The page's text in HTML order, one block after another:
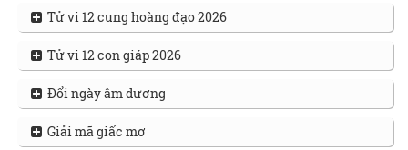
Tử vi 12 cung hoàng đạo 2026
Tử vi 12 con giáp 2026
Đổi ngày âm dương
Giải mã giấc mơ